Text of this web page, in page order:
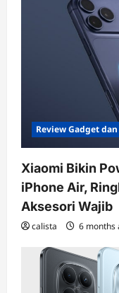
Review Gadget
Xiaomi Bikin
iPhone Air,
Aksesori Wajib
calista 6 months